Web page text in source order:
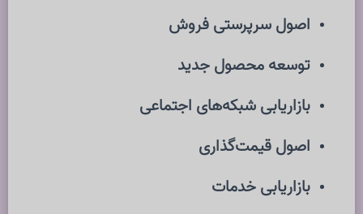
اصول سرپرستی فروش
توسعه محصول جدید
بازاریابی شبکه‌های اجتماعی
اصول قیمت‌گذاری
بازاریابی خدمات